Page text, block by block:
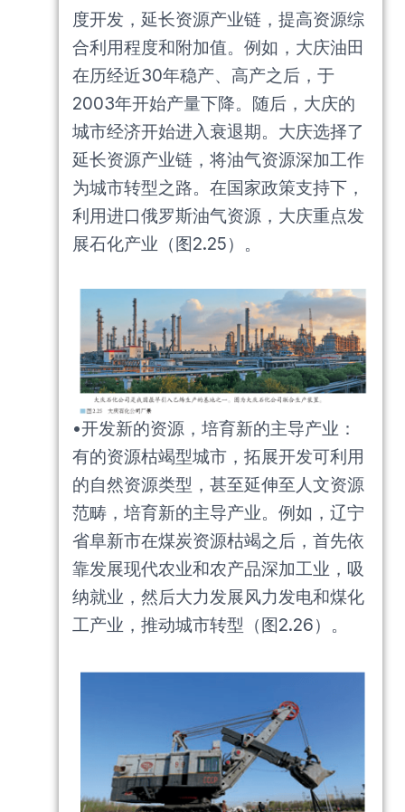
度开发，延长资源产业链，提高资源综
合利用程度和附加值。例如，大庆油田
在历经近30年稳产、高产之后，于
2003年开始产量下降。随后，大庆的
城市经济开始进入衰退期。大庆选择了
延长资源产业链，将油气资源深加工作
为城市转型之路。在国家政策支持下，
利用进口俄罗斯油气资源，大庆重点发
展石化产业（图2.25）。
•开发新的资源，培育新的主导产业：
有的资源枯竭型城市，拓展开发可利用
的自然资源类型，甚至延伸至人文资源
范畴，培育新的主导产业。例如，辽宁
省阜新市在煤炭资源枯竭之后，首先依
靠发展现代农业和农产品深加工业，吸
纳就业，然后大力发展风力发电和煤化
工产业，推动城市转型（图2.26）。